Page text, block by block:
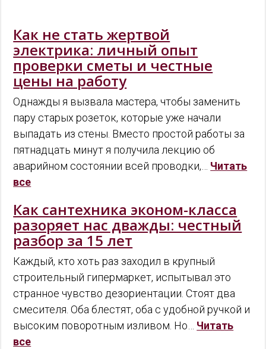
Как не стать жертвой
электрика: личный опыт
проверки сметы и честные
цены на работу
Однажды я вызвала мастера, чтобы заменить
пару старых розеток, которые уже начали
выпадать из стены. Вместо простой работы за
пятнадцать минут я получила лекцию об
аварийном состоянии всей проводки,… Читать
все
Как сантехника эконом-класса
разоряет нас дважды: честный
разбор за 15 лет
Каждый, кто хоть раз заходил в крупный
строительный гипермаркет, испытывал это
странное чувство дезориентации. Стоят два
смесителя. Оба блестят, оба с удобной ручкой и
высоким поворотным изливом. Но… Читать
все